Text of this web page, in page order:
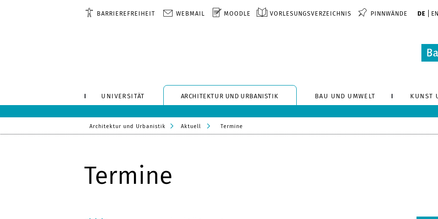
BARRIEREFREIHEIT WEBMAIL MOODLE VORLESUNGSVERZEICHNIS PINNWÄNDE DE EN
UNIVERSITÄT ARCHITEKTUR UND URBANISTIK BAU UND UMWELT KUNST
Architektur und Urbanistik Aktuell Termine
Termine